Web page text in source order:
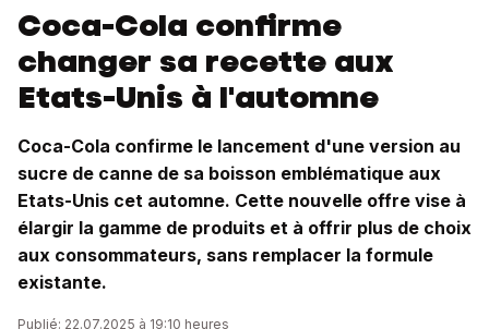
Coca-Cola confirme
changer sa recette aux
Etats-Unis à l'automne
Coca-Cola confirme le lancement d'une version au
sucre de canne de sa boisson emblématique aux
Etats-Unis cet automne. Cette nouvelle offre vise à
élargir la gamme de produits et à offrir plus de choix
aux consommateurs, sans remplacer la formule
existante.
Publié: 22.07.2025 à 19:10 heures